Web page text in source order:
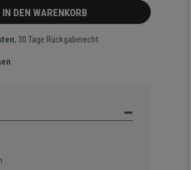
IN DEN WARENKORB
, 30 Tage Rückgaberecht